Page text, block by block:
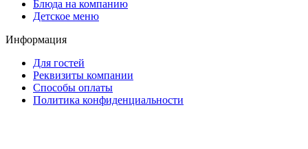
Блюда на компанию
Детское меню
Информация
Для гостей
Реквизиты компании
Способы оплаты
Политика конфиденциальности